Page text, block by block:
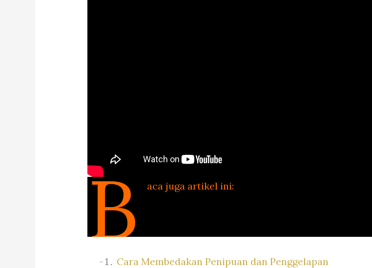
B aca juga artikel ini:
Cara Membedakan Penipuan dan Penggelapan